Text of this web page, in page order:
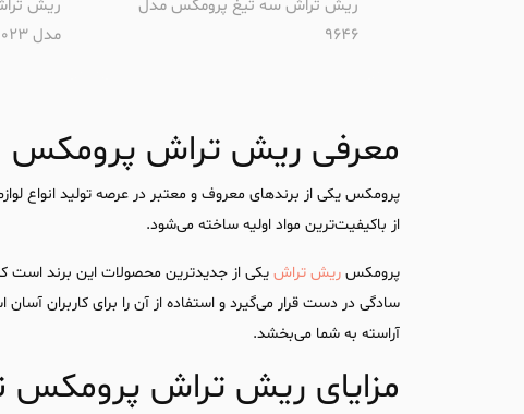
ریش تراش سه تیغ پرومکس مدل
9646
مدل 8023
معرفی ریش تراش پرومکس
پرومکس یکی از برندهای معروف و معتبر در عرصه تولید انواع
از باکیفیت‌ترین مواد اولیه ساخته می‌شود.
پرومکس ریش تراش یکی از جدیدترین محصولات این برند است
سادگی در دست قرار می‌گیرد و استفاده از آن را برای کاربران
آراسته به شما می‌بخشد.
مزایای ریش تراش پرومکس